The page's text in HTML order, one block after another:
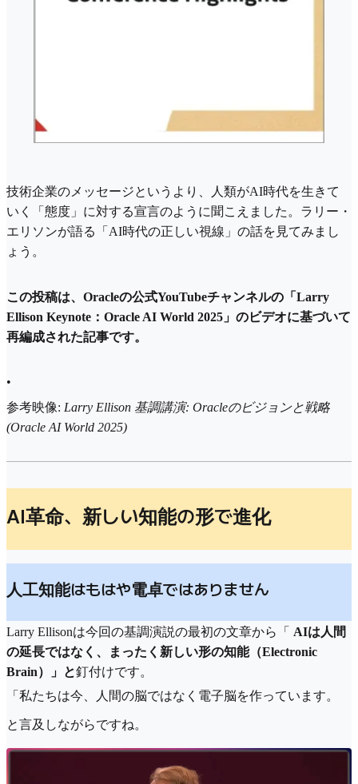
技術企業のメッセージというより、人類がAI時代を生きて
いく「態度」に対する宣言のように聞こえました。ラリー・
エリソンが語る「AI時代の正しい視線」の話を見てみまし
ょう。
この投稿は、Oracleの公式YouTubeチャンネルの「Larry
Ellison Keynote：Oracle AI World 2025」のビデオに基づいて
再編成された記事です。
•
参考映像: Larry Ellison 基調講演: Oracleのビジョンと戦略
(Oracle AI World 2025)
AI革命、新しい知能の形で進化
人工知能はもはや電卓ではありません
Larry Ellisonは今回の基調演説の最初の文章から「 AIは人間
の延長ではなく、まったく新しい形の知能（Electronic
Brain）」と釘付けです。
「私たちは今、人間の脳ではなく電子脳を作っています。
と言及しながらですね。